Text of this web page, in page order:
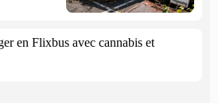
en Flixbus avec cannabis et